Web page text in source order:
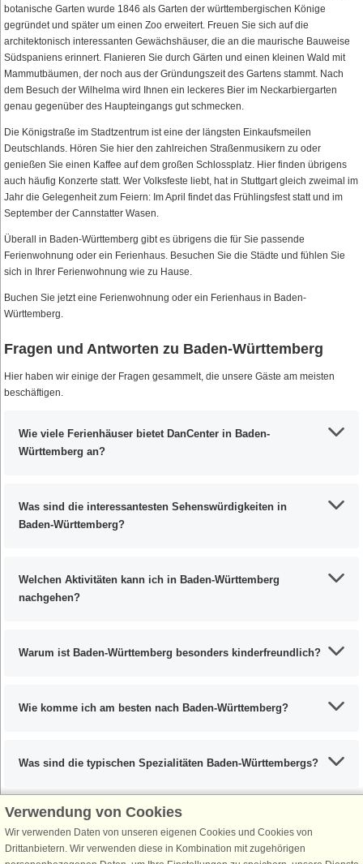
botanische Garten wurde 1846 als Garten der württembergischen Könige
gegründet und später um einen Zoo erweitert. Freuen Sie sich auf die
architektonisch interessanten Gewächshäuser, die an die maurische Bauweise
Südspaniens erinnert. Flanieren Sie durch Gärten und einen kleinen Wald mit
Mammutbäumen, der noch aus der Gründungszeit des Gartens stammt. Nach
dem Besuch der Wilhelma wird Ihnen ein leckeres Bier im Neckarbiergarten
genau gegenüber des Haupteingangs gut schmecken.
Die Königstraße im Stadtzentrum ist eine der längsten Einkaufsmeilen
Deutschlands. Hören Sie hier den zahlreichen Straßenmusikern zu oder
genießen Sie einen Kaffee auf dem großen Schlossplatz. Hier finden übrigens
auch häufig Konzerte statt. Wer Volksfeste liebt, hat in Stuttgart gleich zweimal im
Jahr die Gelegenheit zum Feiern: Im April findet das Frühlingsfest statt und im
September der Cannstatter Wasen.
Überall in Baden-Württemberg gibt es übrigens die für Sie passende
Ferienwohnung oder ein Ferienhaus. Besuchen Sie die Städte und fühlen Sie
sich in Ihrer Ferienwohnung wie zu Hause.
Buchen Sie jetzt eine Ferienwohnung oder ein Ferienhaus in Baden-
Württemberg.
Fragen und Antworten zu Baden-Württemberg
Hier haben wir einige der Fragen gesammelt, die unsere Gäste am meisten
beschäftigen.
Wie viele Ferienhäuser bietet DanCenter in Baden-
Württemberg an?
Was sind die interessantesten Sehenswürdigkeiten in
Baden-Württemberg?
Welchen Aktivitäten kann ich in Baden-Württemberg
nachgehen?
Warum ist Baden-Württemberg besonders kinderfreundlich?
Wie komme ich am besten nach Baden-Württemberg?
Was sind die typischen Spezialitäten Baden-Württembergs?
Schließen Sie sich 100.000 Ferienhaus-Fans an
Verwendung von Cookies
Wir verwenden Daten von unseren eigenen Cookies und Cookies von
Drittanbietern. Wir verwenden diese in Kombination mit zugehörigen